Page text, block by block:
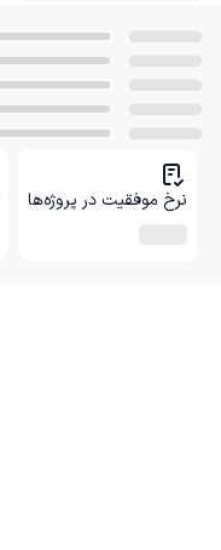
نرخ موفقیت در پروژه‌ها